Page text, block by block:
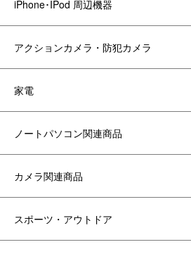
iPhone･IPod 周辺機器
アクションカメラ・防犯カメラ
家電
ノートパソコン関連商品
カメラ関連商品
スポーツ・アウトドア